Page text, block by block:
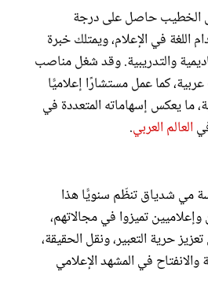
الخطيب حاصل على درجة
اللغة في الإعلام، ويمتلك خبرة
والتدريبية. وقد شغل مناصب
كما عمل مستشارًا إعلاميًّا
ما يعكس إسهاماته المتعددة في
العالم العربي.
مي شدياق تنظّم سنويًّا هذا
تميزوا في مجالاتهم،
حرية التعبير، ونقل الحقيقة،
في المشهد الإعلامي